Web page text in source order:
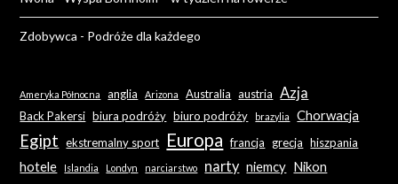
Zdobywca - Podróże dla każdego
Ameryka Północna anglia Arizona Australia austria Azja
Back Pakersi biura podróży biuro podróży brazylia Chorwacja
Egipt ekstremalny sport Europa francja grecja hiszpania
hotele Islandia Londyn narciarstwo narty niemcy Nikon